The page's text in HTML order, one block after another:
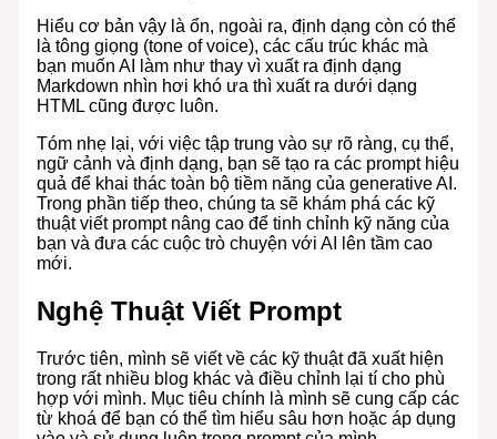
Hiểu cơ bản vậy là ổn, ngoài ra, định dạng còn có thể
là tông giọng (tone of voice), các cấu trúc khác mà
bạn muốn AI làm như thay vì xuất ra định dạng
Markdown nhìn hơi khó ưa thì xuất ra dưới dạng
HTML cũng được luôn.
Tóm nhẹ lại, với việc tập trung vào sự rõ ràng, cụ thể,
ngữ cảnh và định dạng, bạn sẽ tạo ra các prompt hiệu
quả để khai thác toàn bộ tiềm năng của generative AI.
Trong phần tiếp theo, chúng ta sẽ khám phá các kỹ
thuật viết prompt nâng cao để tinh chỉnh kỹ năng của
bạn và đưa các cuộc trò chuyện với AI lên tầm cao
mới.
Nghệ Thuật Viết Prompt
Trước tiên, mình sẽ viết về các kỹ thuật đã xuất hiện
trong rất nhiều blog khác và điều chỉnh lại tí cho phù
hợp với mình. Mục tiêu chính là mình sẽ cung cấp các
từ khoá để bạn có thể tìm hiểu sâu hơn hoặc áp dụng